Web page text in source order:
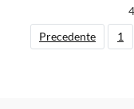
Precedente
1